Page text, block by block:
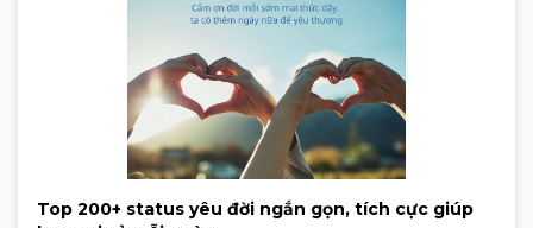
Top 200+ status yêu đời ngắn gọn, tích cực giúp